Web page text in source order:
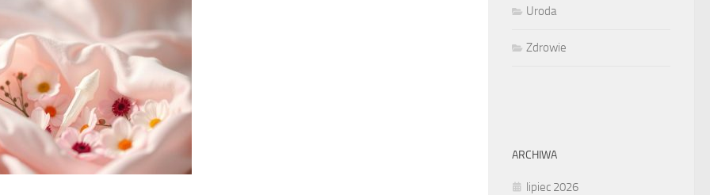
Uroda
Zdrowie
ARCHIWA
lipiec 2026